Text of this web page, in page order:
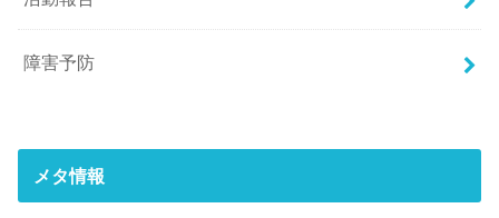
障害予防
メタ情報